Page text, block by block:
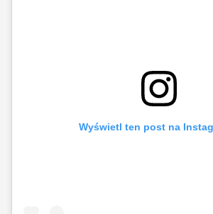
Wyświetl ten post na